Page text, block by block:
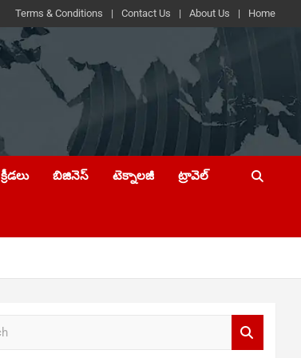
Terms & Conditions Contact Us About Us Home
క్రీడలు బిజినెస్ టెక్నాలజీ ట్రావెల్